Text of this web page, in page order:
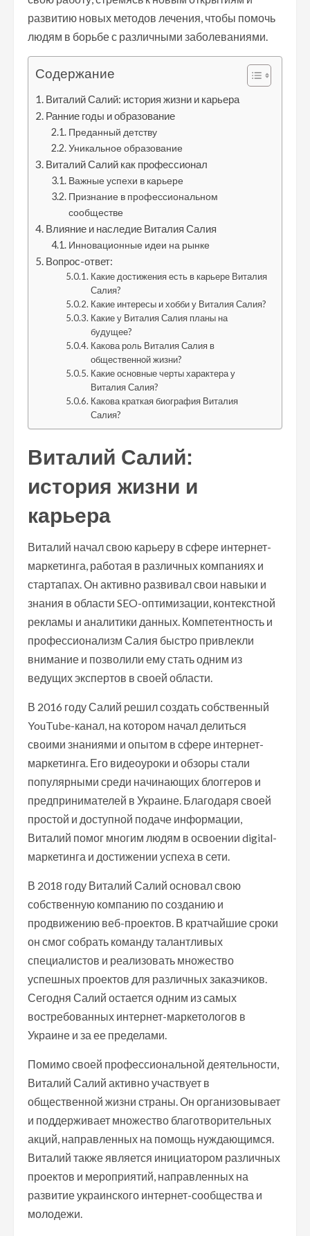
развитию новых методов лечения, чтобы помочь
людям в борьбе с различными заболеваниями.
Содержание
Виталий Салий: история жизни и карьера
Ранние годы и образование
Преданный детству
Уникальное образование
Виталий Салий как профессионал
Важные успехи в карьере
Признание в профессиональном
сообществе
Влияние и наследие Виталия Салия
Инновационные идеи на рынке
Вопрос-ответ:
Какие достижения есть в карьере Виталия
Салия?
Какие интересы и хобби у Виталия Салия?
Какие у Виталия Салия планы на
будущее?
Какова роль Виталия Салия в
общественной жизни?
Какие основные черты характера у
Виталия Салия?
Какова краткая биография Виталия
Салия?
Виталий Салий:
история жизни и
карьера
Виталий начал свою карьеру в сфере интернет-
маркетинга, работая в различных компаниях и
стартапах. Он активно развивал свои навыки и
знания в области SEO-оптимизации, контекстной
рекламы и аналитики данных. Компетентность и
профессионализм Салия быстро привлекли
внимание и позволили ему стать одним из
ведущих экспертов в своей области.
В 2016 году Салий решил создать собственный
YouTube-канал, на котором начал делиться
своими знаниями и опытом в сфере интернет-
маркетинга. Его видеоуроки и обзоры стали
популярными среди начинающих блоггеров и
предпринимателей в Украине. Благодаря своей
простой и доступной подаче информации,
Виталий помог многим людям в освоении digital-
маркетинга и достижении успеха в сети.
В 2018 году Виталий Салий основал свою
собственную компанию по созданию и
продвижению веб-проектов. В кратчайшие сроки
он смог собрать команду талантливых
специалистов и реализовать множество
успешных проектов для различных заказчиков.
Сегодня Салий остается одним из самых
востребованных интернет-маркетологов в
Украине и за ее пределами.
Помимо своей профессиональной деятельности,
Виталий Салий активно участвует в
общественной жизни страны. Он организовывает
и поддерживает множество благотворительных
акций, направленных на помощь нуждающимся.
Виталий также является инициатором различных
проектов и мероприятий, направленных на
развитие украинского интернет-сообщества и
молодежи.